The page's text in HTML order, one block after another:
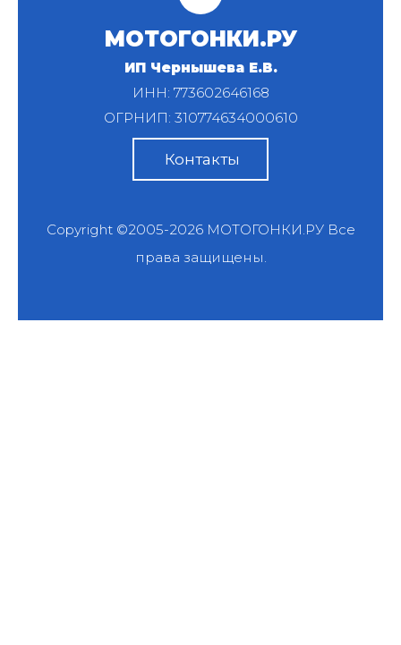
МОТОГОНКИ.РУ
ИП Чернышева Е.В.
ИНН: 773602646168
ОГРНИП: 310774634000610
Контакты
Copyright ©2005-2026 МОТОГОНКИ.РУВсе
права защищены.